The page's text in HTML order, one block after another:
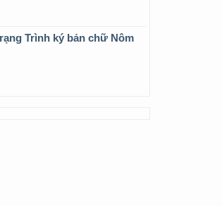
Trình ký bản chữ Nôm